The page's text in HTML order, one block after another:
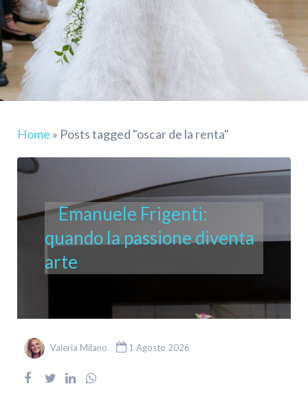
Home » Posts tagged "oscar de la renta"
Emanuele Frigenti:
quando la passione diventa
arte
Valeria Milano 1 Agosto 2026